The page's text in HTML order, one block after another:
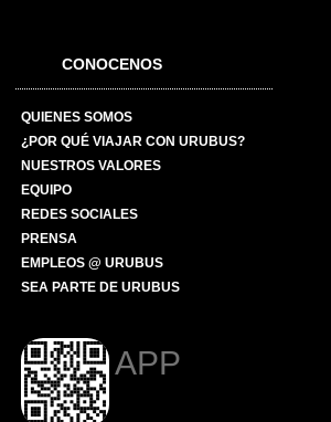
CONOCENOS
QUIENES SOMOS
¿POR QUÉ VIAJAR CON URUBUS?
NUESTROS VALORES
EQUIPO
REDES SOCIALES
PRENSA
EMPLEOS @ URUBUS
SEA PARTE DE URUBUS
APP